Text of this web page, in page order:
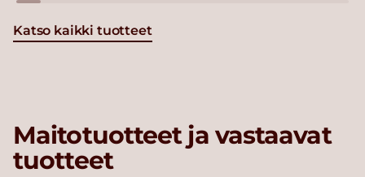
Katso kaikki tuotteet
Maitotuotteet ja vastaavat
tuotteet